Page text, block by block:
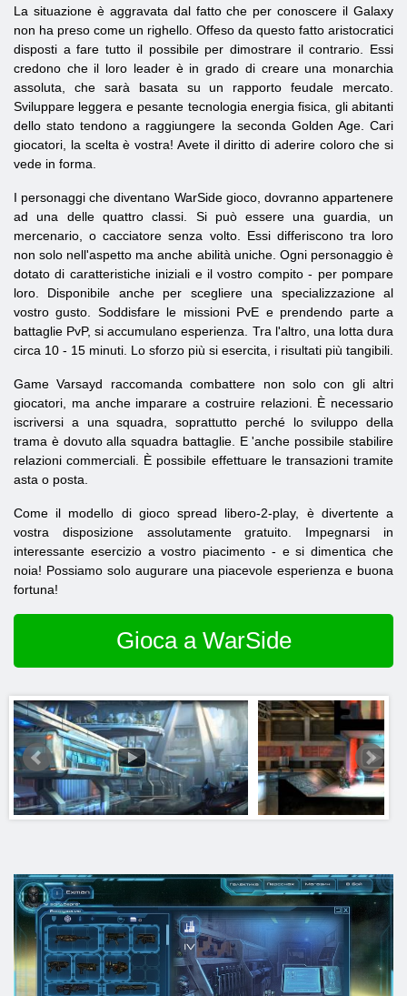
La situazione è aggravata dal fatto che per conoscere il Galaxy
non ha preso come un righello. Offeso da questo fatto aristocratici
disposti a fare tutto il possibile per dimostrare il contrario. Essi
credono che il loro leader è in grado di creare una monarchia
assoluta, che sarà basata su un rapporto feudale mercato.
Sviluppare leggera e pesante tecnologia energia fisica, gli abitanti
dello stato tendono a raggiungere la seconda Golden Age. Cari
giocatori, la scelta è vostra! Avete il diritto di aderire coloro che si
vede in forma.
I personaggi che diventano WarSide gioco, dovranno appartenere
ad una delle quattro classi. Si può essere una guardia, un
mercenario, o cacciatore senza volto. Essi differiscono tra loro
non solo nell'aspetto ma anche abilità uniche. Ogni personaggio è
dotato di caratteristiche iniziali e il vostro compito - per pompare
loro. Disponibile anche per scegliere una specializzazione al
vostro gusto. Soddisfare le missioni PvE e prendendo parte a
battaglie PvP, si accumulano esperienza. Tra l'altro, una lotta dura
circa 10 - 15 minuti. Lo sforzo più si esercita, i risultati più tangibili.
Game Varsayd raccomanda combattere non solo con gli altri
giocatori, ma anche imparare a costruire relazioni. È necessario
iscriversi a una squadra, soprattutto perché lo sviluppo della
trama è dovuto alla squadra battaglie. E 'anche possibile stabilire
relazioni commerciali. È possibile effettuare le transazioni tramite
asta o posta.
Come il modello di gioco spread libero-2-play, è divertente a
vostra disposizione assolutamente gratuito. Impegnarsi in
interessante esercizio a vostro piacimento - e si dimentica che
noia! Possiamo solo augurare una piacevole esperienza e buona
fortuna!
Gioca a WarSide